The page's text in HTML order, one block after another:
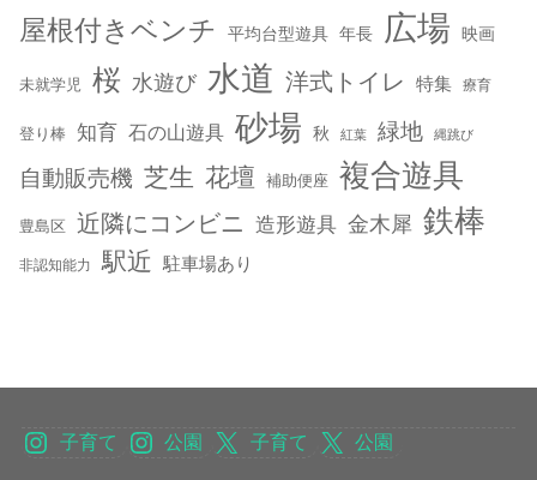
屋根付きベンチ 平均台型遊具 年長 広場 映画
未就学児 桜 水遊び 水道 洋式トイレ 特集 療育
登り棒 知育 石の山遊具 砂場 秋 紅葉 緑地 縄跳び
自動販売機 芝生 花壇 補助便座 複合遊具
豊島区 近隣にコンビニ 造形遊具 金木犀 鉄棒
非認知能力 駅近 駐車場あり
子育て 公園 子育て 公園